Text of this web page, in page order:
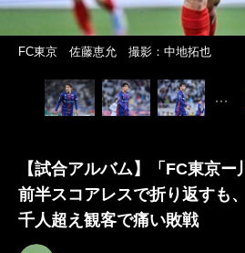
FC東京 佐藤恵允 撮影：中地拓也
…
【試合アルバム】「FC東京ー
前半スコアレスで折り返すも
千人超え観客で痛い敗戦